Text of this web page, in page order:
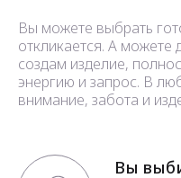
Вы можете выбрать
откликается. А
создам изделие,
энергию и запрос. В
внимание, забота и
Вы